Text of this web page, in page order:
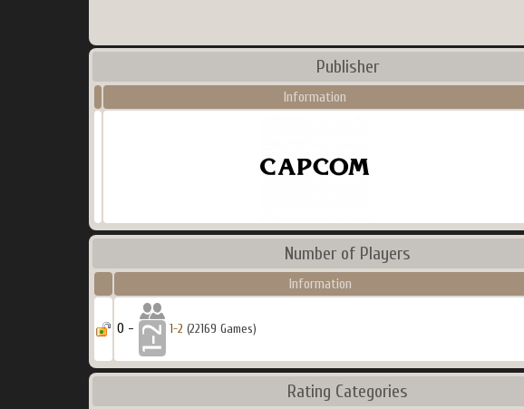
Publisher
Information
Number of Players
Information
0 - 1-2 (22169 Games)
Rating Categories